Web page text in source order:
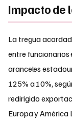
Impacto de
La tregua
entre funcionarios
aranceles
125% a 10%,
redirigido
Europa y América